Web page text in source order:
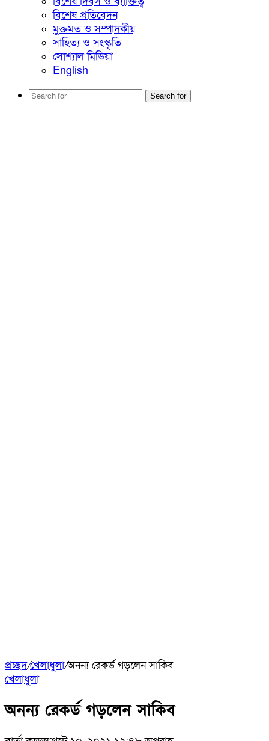
বিশেষ প্রতিবেদন
মুক্তমত ও সম্পাদকীয়
সাহিত্য ও সংস্কৃতি
সোশ্যাল মিডিয়া
English
Search for
প্রচ্ছদ/খেলাধুলা/অনন্য রেকর্ড গড়লেন সাকিব
খেলাধুলা
অনন্য রেকর্ড গড়লেন সাকিব